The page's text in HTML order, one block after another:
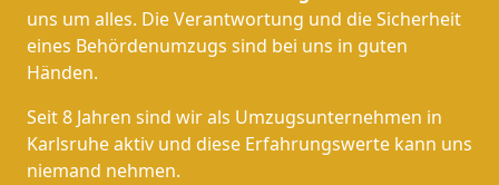
uns um alles. Die Verantwortung und die Sicherheit
eines Behördenumzugs sind bei uns in guten
Händen.
Seit 8 Jahren sind wir als Umzugsunternehmen in
Karlsruhe aktiv und diese Erfahrungswerte kann uns
niemand nehmen.